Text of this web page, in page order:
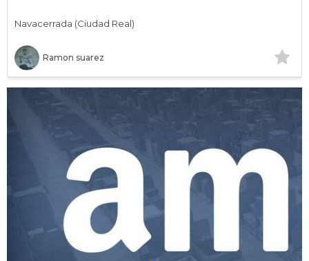
Ramon suarez
Navacerrada (Ciudad Real)